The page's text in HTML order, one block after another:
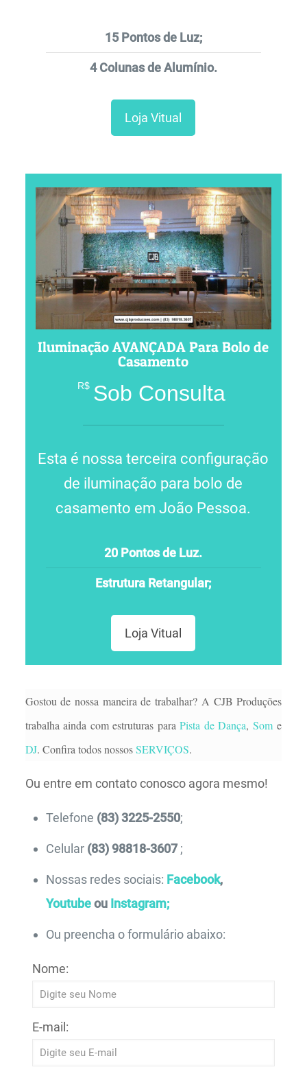
15 Pontos de Luz;
4 Colunas de Alumínio.
Loja Vitual
Iluminação AVANÇADA Para Bolo de
Casamento
R$ Sob Consulta
Esta é nossa terceira configuração
de iluminação para bolo de
casamento em João Pessoa.
20 Pontos de Luz.
Estrutura Retangular;
Loja Vitual
Gostou de nossa maneira de trabalhar? A CJB Produções
trabalha ainda com estruturas paraPista de Dança, Some
DJ. Confira todos nossosSERVIÇOS.
Ou entre em contato conosco agora mesmo!
Telefone (83) 3225-2550;
Celular (83) 98818-3607 ;
Nossas redes sociais: Facebook,
Youtubeou Instagram;
Ou preencha o formulário abaixo:
Nome:
E-mail: